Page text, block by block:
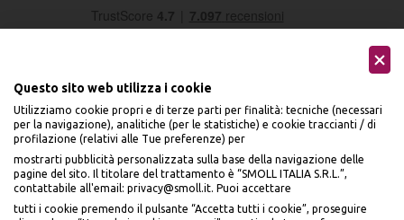
Seguici sui social
Questo sito web utilizza i cookie
Utilizziamo cookie propri e di terze parti per finalità: tecniche (necessari
per la navigazione), analitiche (per le statistiche) e cookie traccianti / di
profilazione (relativi alle Tue preferenze) per
mostrarti pubblicità personalizzata sulla base della navigazione delle
pagine del sito. Il titolare del trattamento è “SMOLL ITALIA S.R.L.”,
contattabile all'email: privacy@smoll.it. Puoi accettare
tutti i cookie premendo il pulsante “Accetta tutti i cookie”, proseguire